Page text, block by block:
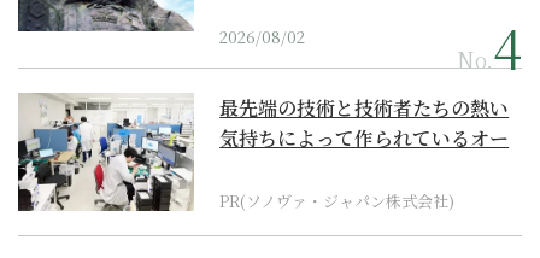
2026/08/02
No.
最先端の技術と技術者たちの熱い
気持ちによって作られているオー
PR(ソノヴァ・ジャパン株式会社)